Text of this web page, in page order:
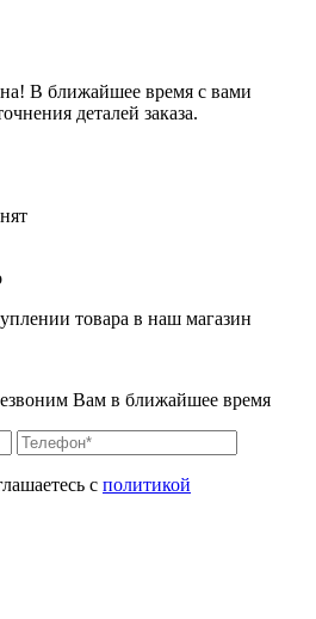
В ближайшее время с вами
деталей заказа.
товара в наш магазин
Вам в ближайшее время
с политикой